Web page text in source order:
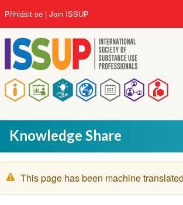
hlavnímu
obsahu
Main
navigation
User
account
menu
Přihlásit se Join ISSUP
Knowledge Share
Zpráva
s
This page has been machine